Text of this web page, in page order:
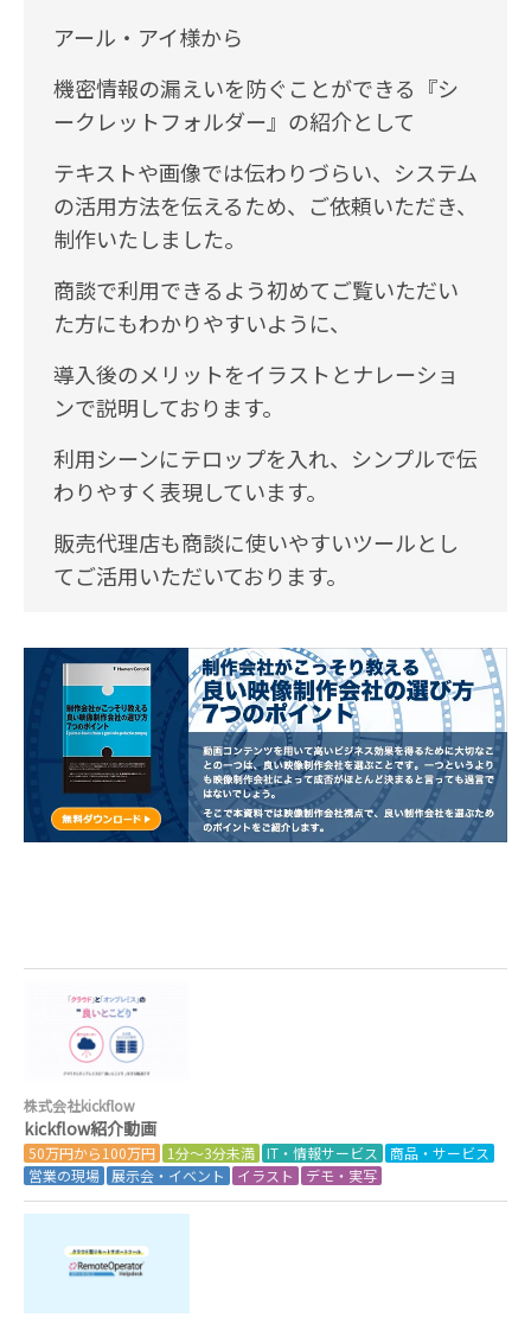
アール・アイ様から
機密情報の漏えいを防ぐことができる『シ
ークレットフォルダー』の紹介として
テキストや画像では伝わりづらい、システム
の活用方法を伝えるため、ご依頼いただき、
制作いたしました。
商談で利用できるよう初めてご覧いただい
た方にもわかりやすいように、
導入後のメリットをイラストとナレーショ
ンで説明しております。
利用シーンにテロップを入れ、シンプルで伝
わりやすく表現しています。
販売代理店も商談に使いやすいツールとし
てご活用いただいております。
株式会社kickflow
kickflow紹介動画
50万円から100万円 1分～3分未満 IT・情報サービス
商品・サービス
営業の現場
展示会・イベント イラスト デモ・実写